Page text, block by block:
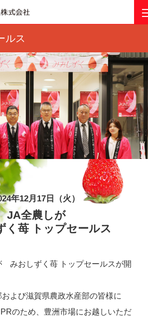
ルス
年12月17日（火）
JA全農しが
く苺 トップセールス
みおしずく苺 トップセールスが開
よび滋賀県農政水産部の皆様に
のため、 豊洲市場にお越しいただ